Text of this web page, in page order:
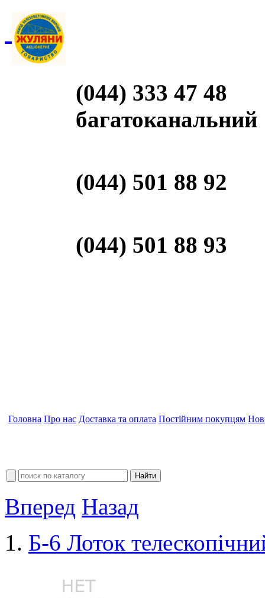
(044) 333 47 48
багатоканальний
(044) 501 88 92
(044) 501 88 93
Головна Про нас Доставка та оплата Постійним покупцям
Вперед Назад
Б-6 Лоток